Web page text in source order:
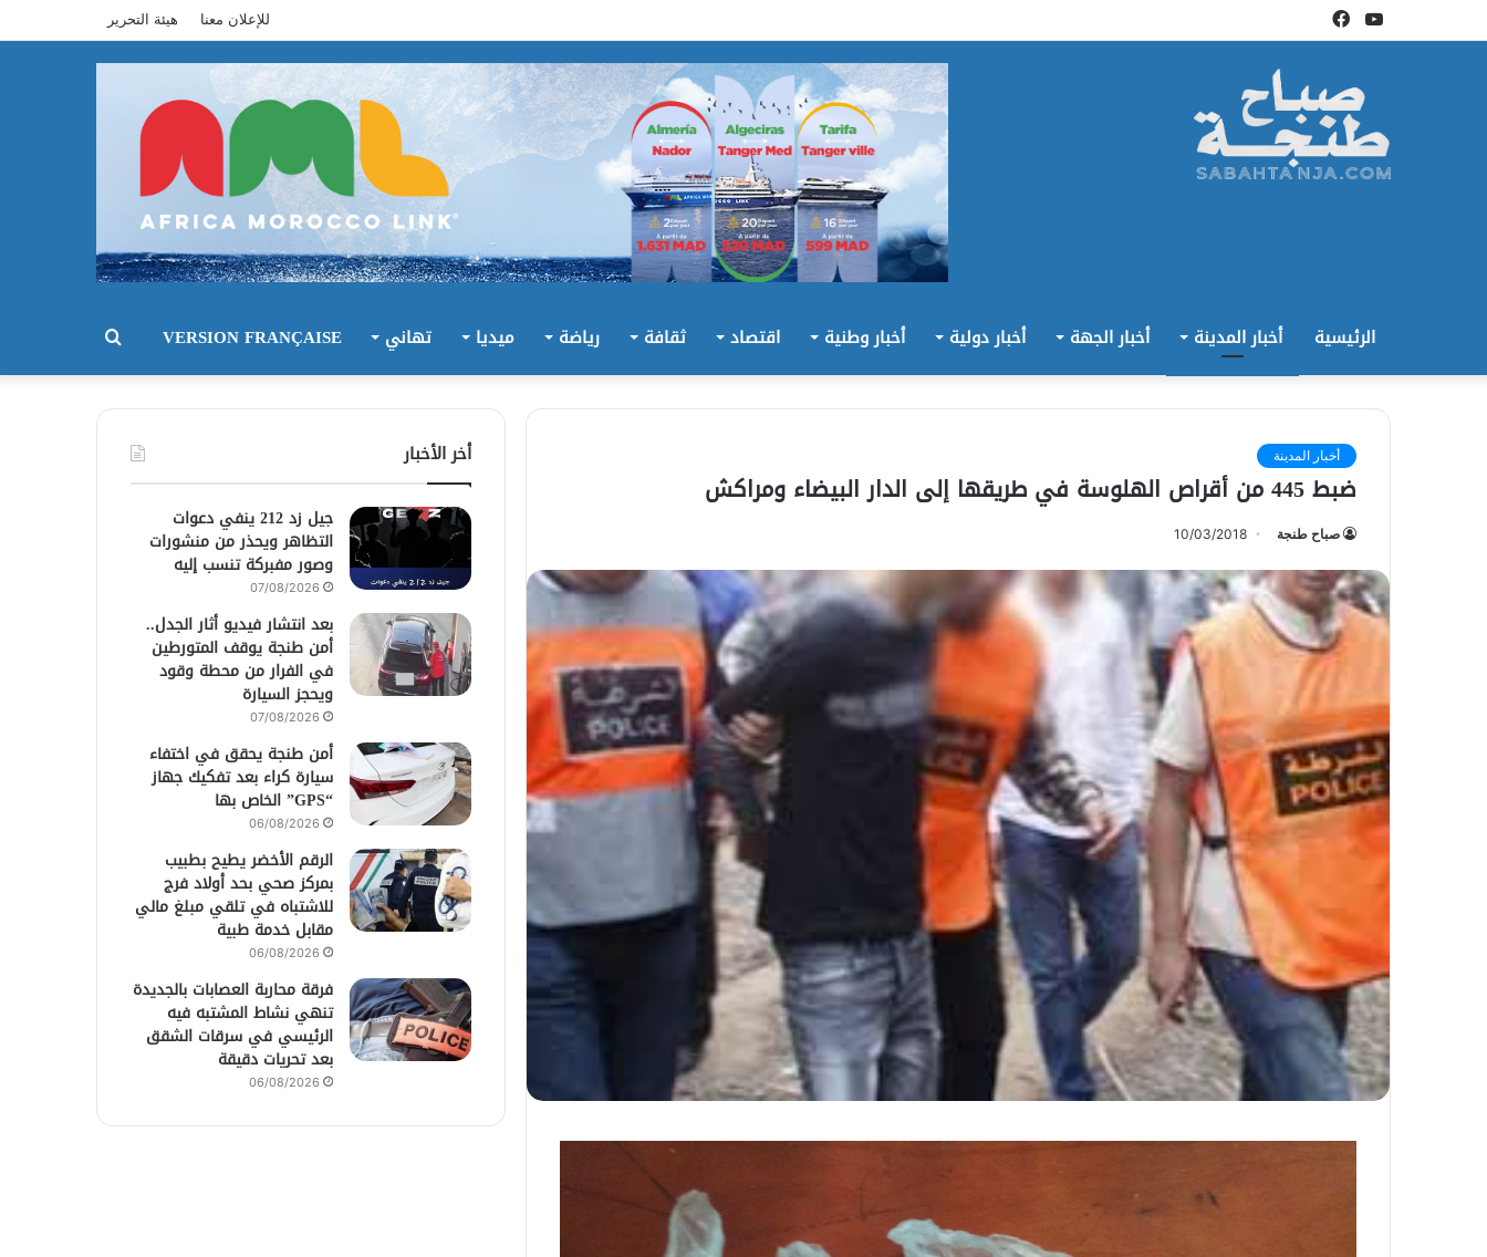
فيسبوكيوتيوب للإعلان معنا هيئة التحرير
الرئيسية أخبار المدينة أخبار الجهة أخبار دولية أخبار وطنية اقتصاد ثقافة رياضة ميديا تهاني VERSION FRANÇAISE بحث
أخبار المدينة
ضبط 445 من أقراص الهلوسة في طريقها إلى الدار البيضاء ومراكش
صباح طنجة 10/03/2018
أخر الأخبار
جيل زد 212 ينفي دعوات
التظاهر ويحذر من منشورات
وصور مفبركة تنسب إليه
07/08/2026
بعد انتشار فيديو أثار الجدل..
أمن طنجة يوقف المتورطين
في الفرار من محطة وقود
ويحجز السيارة
07/08/2026
أمن طنجة يحقق في اختفاء
سيارة كراء بعد تفكيك جهاز
“GPS” الخاص بها
06/08/2026
الرقم الأخضر يطيح بطبيب
بمركز صحي بحد أولاد فرج
للاشتباه في تلقي مبلغ مالي
مقابل خدمة طبية
06/08/2026
فرقة محاربة العصابات بالجديدة
تنهي نشاط المشتبه فيه
الرئيسي في سرقات الشقق
بعد تحريات دقيقة
06/08/2026